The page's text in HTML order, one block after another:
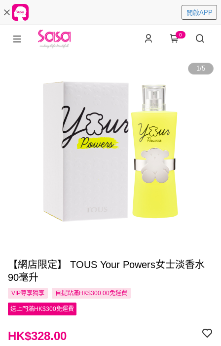
開啟APP
0
1/5
【網店限定】 TOUS Your Powers女士淡香水
90毫升
VIP尊享獨享 自提點滿HK$300.00免運費
送上門滿HK$300免運費
HK$328.00